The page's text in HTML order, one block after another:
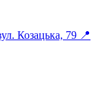
Козацька, 79 📍